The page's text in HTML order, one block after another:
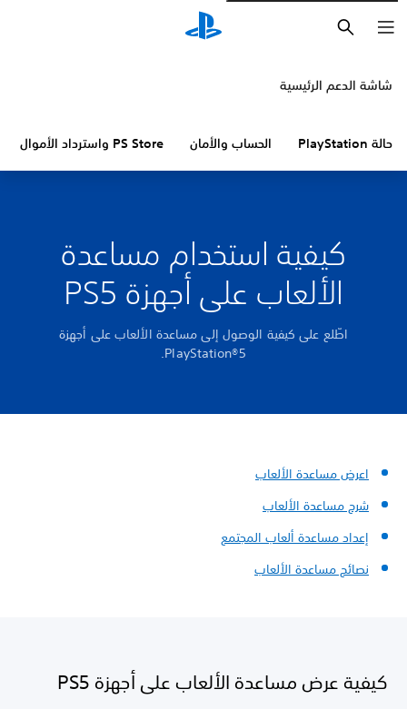
شاشة الدعم الرئيسية
حالة PlayStation الحساب والأمان PS Store واسترداد الأموال
كيفية استخدام مساعدة
الألعاب على أجهزة PS5
اطّلع على كيفية الوصول إلى مساعدة الألعاب على أجهزة
PlayStation®5.
اعرض مساعدة الألعاب
شرح مساعدة الألعاب
إعداد مساعدة ألعاب المجتمع
نصائح مساعدة الألعاب
كيفية عرض مساعدة الألعاب على أجهزة PS5